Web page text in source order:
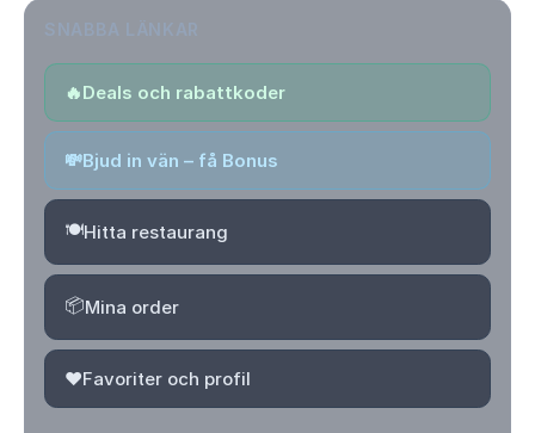
🔥Deals och rabattkoder
💸Bjud in vän – få Bonus
🍽️Hitta restaurang
📦Mina order
❤️Favoriter och profil